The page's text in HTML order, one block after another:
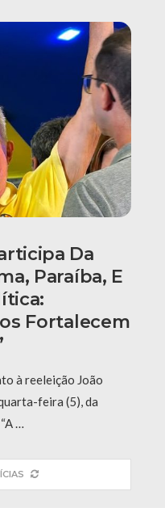
Da
Paraíba, E
Fortalecem
à reeleição João
feira (5), da
…